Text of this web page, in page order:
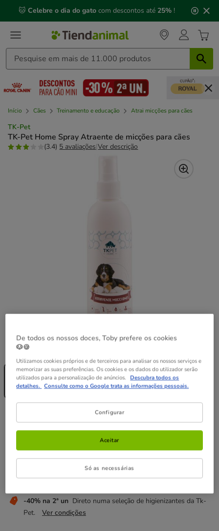
mensagem,
🐱 Celebre o dia do gato com descontos até 25% !
Início Cães Treinamento e educação Atrai micções para cães
TK-Pet
TK-Pet Home Spray Atraente de micções para cães
(3.4) 5 avaliações|Ver descrição
Formato:
125 ml
Sem Stock
6.99€
(55.92€ / l)
Não perca estas promoções!
-40% na 2ª un Direto numa seleção de higienizantes da Tk-
Pet.
Ver condições
Preço 6.99€, 55.92 EUR por l
Temporariamente sem stock
Descubra produtos semelhantes
De todos os nossos doces, Toby prefere os cookies
🐶🍪
Utilizamos cookies próprios e de terceiros para analisar os nossos serviços e
memorizar as suas preferências. Os cookies e os dados do utilizador serão
utilizados para a personalização de anúncios. Descubra todos os
detalhes. Consulte como o Google trata as informações pessoais.
Configurar
Só as necessárias
Aceitar